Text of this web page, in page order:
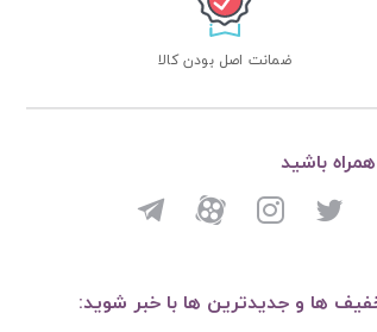
ضمانت اصل بودن کالا
ها و جدیدترین ها با خبر شوید:
همراه باشید